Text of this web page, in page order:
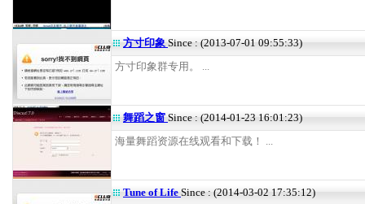
方寸印象Since : (2013-07-01 09:55:33)
方寸印象群专用。 ...
舞蹈之窗 Since : (2014-01-23 16:01:23)
海量舞蹈资源在线观看和下载！ ...
Tune of Life Since : (2014-03-02 17:35:12)